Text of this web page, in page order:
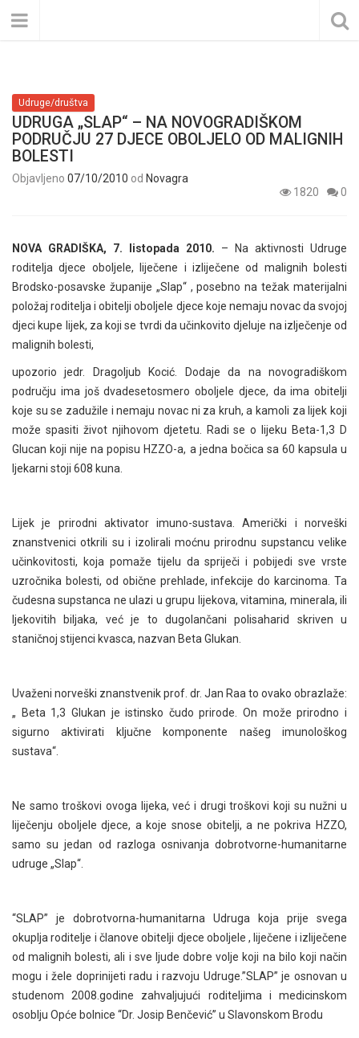
Udruge/društva
UDRUGA „SLAP“ – NA NOVOGRADIŠKOM
PODRUČJU 27 DJECE OBOLJELO OD MALIGNIH
BOLESTI
Objavljeno 07/10/2010 od Novagra
1820
0
NOVA GRADIŠKA, 7. listopada 2010. – Na aktivnosti Udruge
roditelja djece oboljele, liječene i izliječene od malignih bolesti
Brodsko-posavske županije „Slap“ , posebno na težak materijalni
položaj roditelja i obitelji oboljele djece koje nemaju novac da svojoj
djeci kupe lijek, za koji se tvrdi da učinkovito djeluje na izlječenje od
malignih bolesti,
upozorio jedr. Dragoljub Kocić. Dodaje da na novogradiškom
području ima još dvadesetosmero oboljele djece, da ima obitelji
koje su se zadužile i nemaju novac ni za kruh, a kamoli za lijek koji
može spasiti život njihovom djetetu. Radi se o lijeku Beta-1,3 D
Glucan koji nije na popisu HZZO-a, a jedna bočica sa 60 kapsula u
ljekarni stoji 608 kuna.
Lijek je prirodni aktivator imuno-sustava. Američki i norveški
znanstvenici otkrili su i izolirali moćnu prirodnu supstancu velike
učinkovitosti, koja pomaže tijelu da spriječi i pobijedi sve vrste
uzročnika bolesti, od obične prehlade, infekcije do karcinoma. Ta
čudesna supstanca ne ulazi u grupu lijekova, vitamina, minerala, ili
ljekovitih biljaka, već je to dugolančani polisaharid skriven u
staničnoj stijenci kvasca, nazvan Beta Glukan.
Uvaženi norveški znanstvenik prof. dr. Jan Raa to ovako obrazlaže:
„ Beta 1,3 Glukan je istinsko čudo prirode. On može prirodno i
sigurno aktivirati ključne komponente našeg imunološkog
sustava“.
Ne samo troškovi ovoga lijeka, već i drugi troškovi koji su nužni u
liječenju oboljele djece, a koje snose obitelji, a ne pokriva HZZO,
samo su jedan od razloga osnivanja dobrotvorne-humanitarne
udruge „Slap“.
“SLAP” je dobrotvorna-humanitarna Udruga koja prije svega
okuplja roditelje i članove obitelji djece oboljele , liječene i izliječene
od malignih bolesti, ali i sve ljude dobre volje koji na bilo koji način
mogu i žele doprinijeti radu i razvoju Udruge.”SLAP” je osnovan u
studenom 2008.godine zahvaljujući roditeljima i medicinskom
osoblju Opće bolnice “Dr. Josip Benčević” u Slavonskom Brodu